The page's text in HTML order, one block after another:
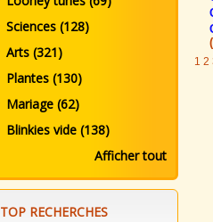
Sciences (128)
Arts (321)
Plantes (130)
Mariage (62)
Blinkies vide (138)
Afficher tout
TOP RECHERCHES
1 2